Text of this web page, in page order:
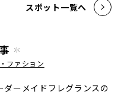
スポット一覧へ
ファション
ダーメイドフレグランスの